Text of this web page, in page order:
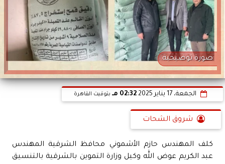
صورة توضيحية
الجمعة، 17 يناير 2025 02:32 مـ بتوقيت القاهرة
شروق الشحات
كلف المهندس حازم الأشموني محافظ الشرقية المهندس
عبد الكريم عوض الله وكيل وزارة التموين بالشرقية بالتنسيق